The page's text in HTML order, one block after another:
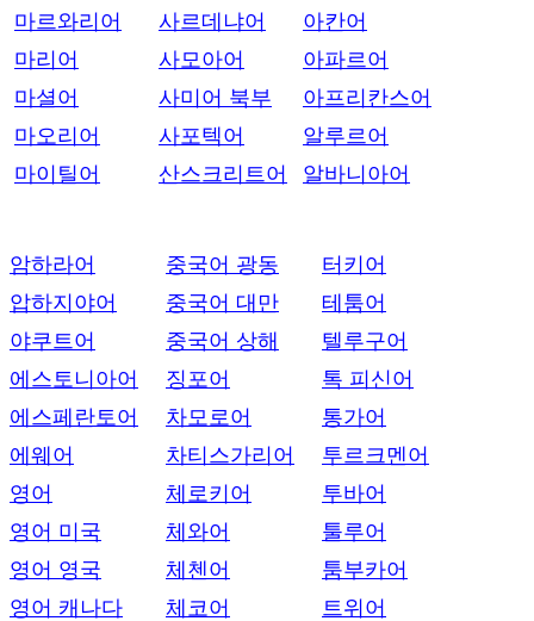
마르와리어
마리어
마셜어
마오리어
마이틸어
사르데냐어
사모아어
사미어 북부
사포텍어
산스크리트어
아칸어
아파르어
아프리칸스어
알루르어
알바니아어
암하라어
압하지야어
야쿠트어
에스토니아어
에스페란토어
에웨어
영어
영어 미국
영어 영국
영어 캐나다
중국어 광동
중국어 대만
중국어 상해
징포어
차모로어
차티스가리어
체로키어
체와어
체첸어
체코어
터키어
테툼어
텔루구어
톡 피신어
통가어
투르크멘어
투바어
툴루어
툼부카어
트위어